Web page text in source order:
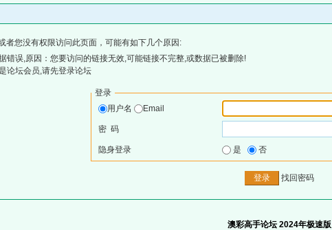
者您没有权限访问此页面，可能有如下几个原因:
错误,原因：您要访问的链接无效,可能链接不完整,或数据已被删除!
论坛会员,请先登录论坛
登录
用户名
Email
密 码
隐身登录 是 否
找回密码
澳彩高手论坛 2024年极速版